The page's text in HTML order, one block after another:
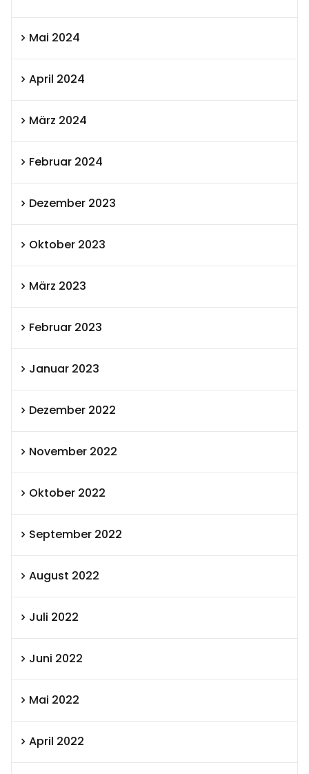
Mai 2024
April 2024
März 2024
Februar 2024
Dezember 2023
Oktober 2023
März 2023
Februar 2023
Januar 2023
Dezember 2022
November 2022
Oktober 2022
September 2022
August 2022
Juli 2022
Juni 2022
Mai 2022
April 2022